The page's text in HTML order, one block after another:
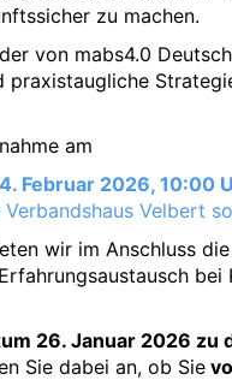
zu machen.
von mabs4.0
praxistaugliche
am
Februar 2026, 10:00
Velbert
wir im Anschluss
bei
26. Januar 2026 zu
Sie dabei an, ob Sie